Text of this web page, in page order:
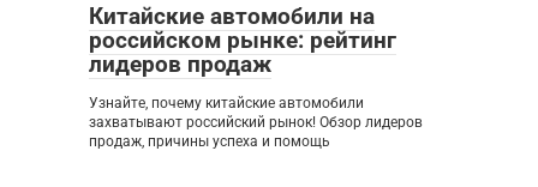
Китайские автомобили на
российском рынке: рейтинг
лидеров продаж
Узнайте, почему китайские автомобили
захватывают российский рынок! Обзор лидеров
продаж, причины успеха и помощь